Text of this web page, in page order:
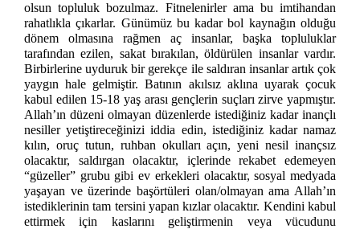
olsun topluluk bozulmaz. Fitnelenirler ama bu imtihandan
rahatlıkla çıkarlar. Günümüz bu kadar bol kaynağın olduğu
dönem olmasına rağmen aç insanlar, başka topluluklar
tarafından ezilen, sakat bırakılan, öldürülen insanlar vardır.
Birbirlerine uyduruk bir gerekçe ile saldıran insanlar artık çok
yaygın hale gelmiştir. Batının akılsız aklına uyarak çocuk
kabul edilen 15-18 yaş arası gençlerin suçları zirve yapmıştır.
Allah’ın düzeni olmayan düzenlerde istediğiniz kadar inançlı
nesiller yetiştireceğinizi iddia edin, istediğiniz kadar namaz
kılın, oruç tutun, ruhban okulları açın, yeni nesil inançsız
olacaktır, saldırgan olacaktır, içlerinde rekabet edemeyen
“güzeller” grubu gibi ev erkekleri olacaktır, sosyal medyada
yaşayan ve üzerinde başörtüleri olan/olmayan ama Allah’ın
istediklerinin tam tersini yapan kızlar olacaktır. Kendini kabul
ettirmek için kaslarını geliştirmenin veya vücudunu